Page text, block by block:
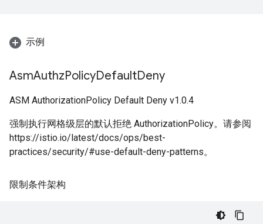
示例
AsmAuthzPolicyDefaultDeny
ASM AuthorizationPolicy Default Deny v1.0.4
强制执行网格级层的默认拒绝 AuthorizationPolicy。请参阅
https://istio.io/latest/docs/ops/best-
practices/security/#use-default-deny-patterns。
限制条件架构